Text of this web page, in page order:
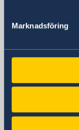
Marknadsföring
115127
Facebook